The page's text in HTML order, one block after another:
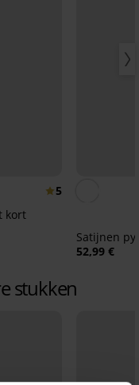
5
kort
Satijnen
52,99 €
stukken